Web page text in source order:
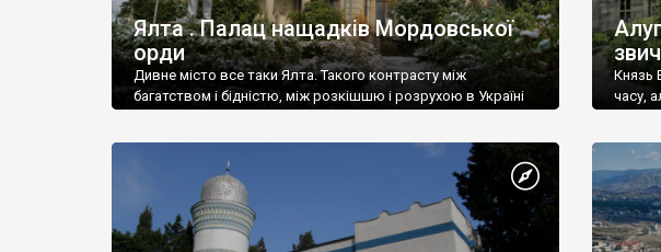
Ялта . Палац нащадків Мордовської
орди
Дивне місто все таки Ялта. Такого контрасту між
багатством і бідністю, між розкішшю і розрухою в Україні
Князь
часу,